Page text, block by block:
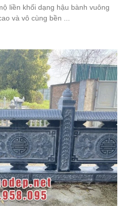
liền khối dạng hậu bành vuông
và vô cùng bền ...